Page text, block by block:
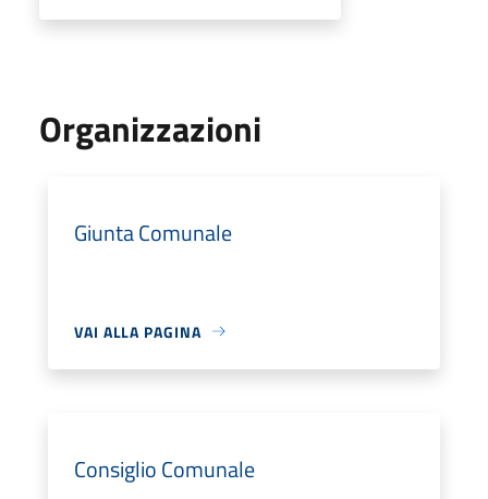
Organizzazioni
Giunta Comunale
VAI ALLA PAGINA
Consiglio Comunale